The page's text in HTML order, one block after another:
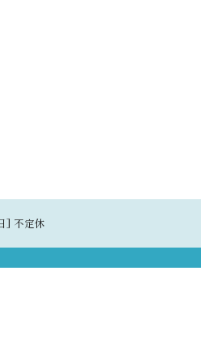
] 不定休